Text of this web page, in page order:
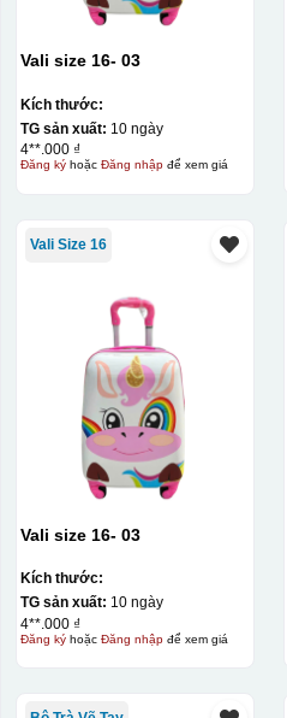
Vali size 16- 03
Kích thước:
TG sản xuất: 10 ngày
4**.000 ₫
Đăng kýhoặc Đăng nhậpđể xem giá
Vali Size 16
Vali size 16- 03
Kích thước:
TG sản xuất: 10 ngày
4**.000 ₫
Đăng kýhoặc Đăng nhậpđể xem giá